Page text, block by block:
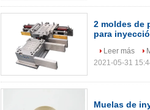
2 moldes de
para
Leer más
2021-05-31
Muelas de